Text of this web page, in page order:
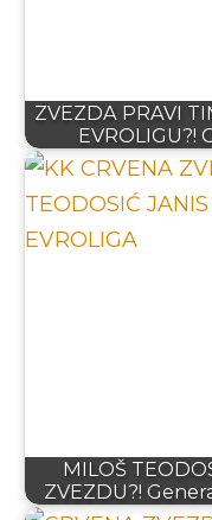
ZVEZDA PRAVI
EVROLIGU?!
MILOŠ
ZVEZDU?!